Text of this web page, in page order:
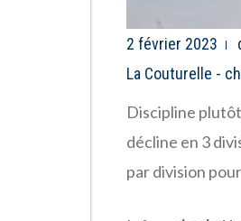
2 février 2023
La Couturelle -
Discipline
décline en 3
par division